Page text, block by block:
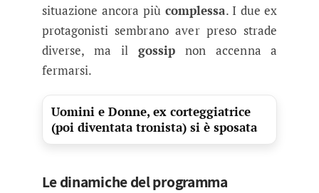
situazione ancora più complessa. I due ex
protagonisti sembrano aver preso strade
diverse, ma il gossip non accenna a
fermarsi.
Uomini e Donne, ex corteggiatrice
(poi diventata tronista) si è sposata
Le dinamiche del programma